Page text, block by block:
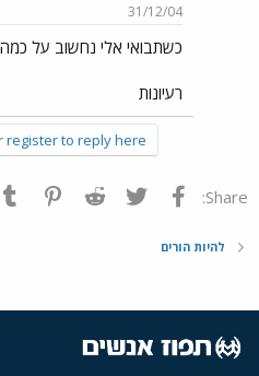
31/12/04
כשתבואי אלי נחשוב על כמה
רעיונות
register to reply here.
Share: פייסבוק Twitter
Reddit
להיות הורים